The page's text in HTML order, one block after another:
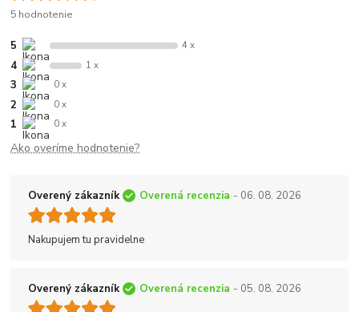
5 hodnotenie
5 4 x
4 1 x
3 0 x
2 0 x
1 0 x
Ako overíme hodnotenie?
Overený zákazník Overená recenzia - 06. 08. 2026
Nakupujem tu pravidelne
Overený zákazník Overená recenzia - 05. 08. 2026